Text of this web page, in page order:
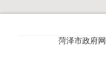
菏泽市政府网